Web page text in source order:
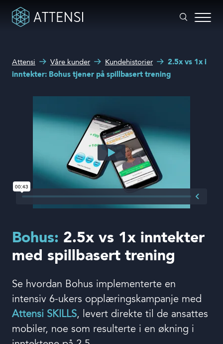
Spillbasert trening
Kunder
Løsninger og produkter
Om oss
Nyheter
Språk
Hva kan vi hjelpe deg med?
Attensi Våre kunder Kundehistorier
2.5x vs 1x i
inntekter: Bohus tjener på spillbasert trening
Bohus: 2.5x vs 1x inntekter
med spillbasert trening
Se hvordan Bohus implementerte en
intensiv 6-ukers opplæringskampanje med
Attensi SKILLS, levert direkte til de ansattes
mobiler, noe som resulterte i en økning i